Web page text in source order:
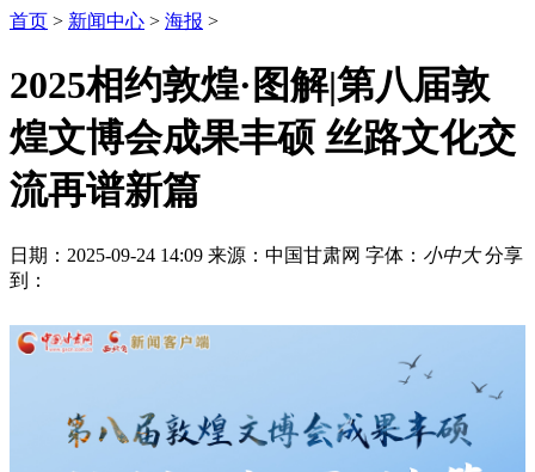
首页 > 新闻中心 > 海报 >
2025相约敦煌·图解|第八届敦
煌文博会成果丰硕 丝路文化交
流再谱新篇
日期：2025-09-24 14:09 来源：中国甘肃网 字体： 小中大 分享
到：